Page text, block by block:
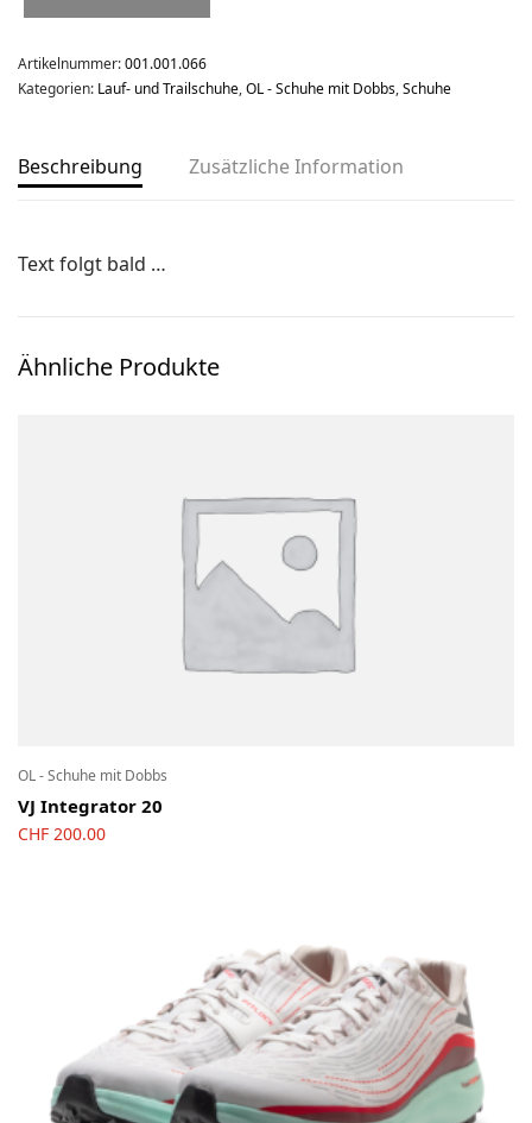
Artikelnummer:001.001.066
Kategorien: Lauf- und Trailschuhe,OL - Schuhe mit Dobbs,Schuhe
Beschreibung Zusätzliche Information
Text folgt bald …
Ähnliche Produkte
OL - Schuhe mit Dobbs
VJ Integrator 20
CHF 200.00
OL-Ausrüstung
Schuhe
Ski-OL / Bike-OL
Uhren / Pulsmesser / GPS
Winterartikel